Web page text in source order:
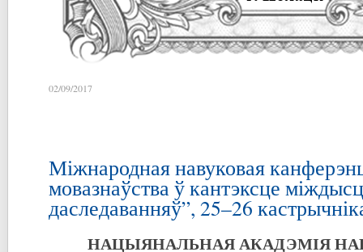
02/09/2017
Міжнародная навуковая
мовазнаўства ў кантэксце
даследаванняў”, 25–26
НАЦЫЯНАЛЬНАЯ АКАДЭМІЯ